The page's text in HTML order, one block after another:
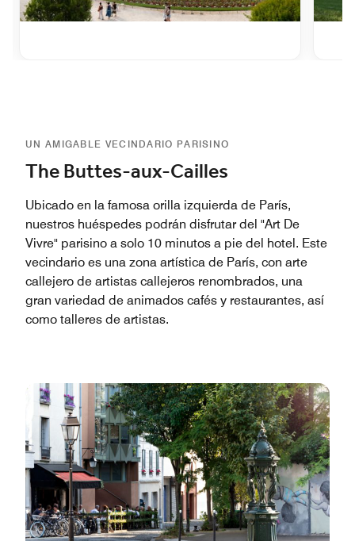
UN AMIGABLE VECINDARIO PARISINO
The Buttes-aux-Cailles
Ubicado en la famosa orilla izquierda de París,
nuestros huéspedes podrán disfrutar del "Art De
Vivre" parisino a solo 10 minutos a pie del hotel. Este
vecindario es una zona artística de París, con arte
callejero de artistas callejeros renombrados, una
gran variedad de animados cafés y restaurantes, así
como talleres de artistas.